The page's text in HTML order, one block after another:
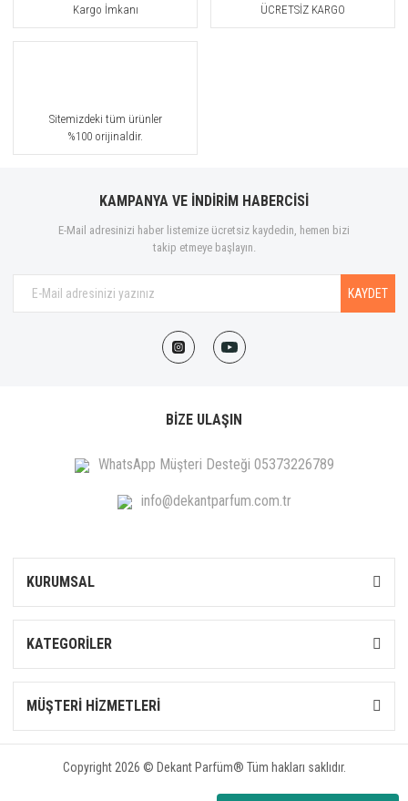
Kargo İmkanı
ÜCRETSİZ KARGO
Sitemizdeki tüm ürünler
%100 orijinaldir.
KAMPANYA VE İNDİRİM HABERCİSİ
E-Mail adresinizi haber listemize ücretsiz kaydedin, hemen bizi
takip etmeye başlayın.
KAYDET
BİZE ULAŞIN
WhatsApp Müşteri Desteği 05373226789
info@dekantparfum.com.tr
KURUMSAL
KATEGORİLER
MÜŞTERİ HİZMETLERİ
Copyright 2026 © Dekant Parfüm® Tüm hakları saklıdır.